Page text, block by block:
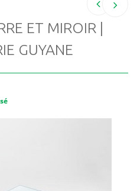
ET MIROIR |
GUYANE